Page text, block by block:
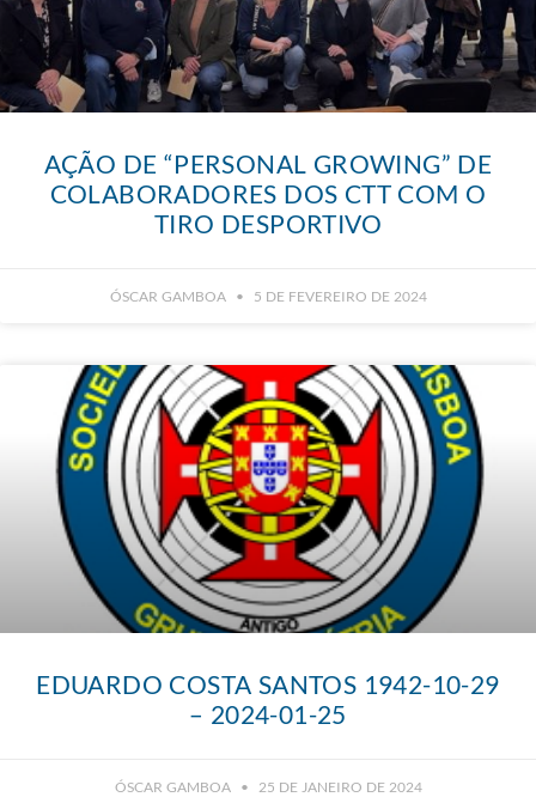
AÇÃO DE “PERSONAL GROWING” DE
COLABORADORES DOS CTT COM O
TIRO DESPORTIVO
ÓSCAR GAMBOA 5 DE FEVEREIRO DE 2024
EDUARDO COSTA SANTOS 1942-10-29
– 2024-01-25
ÓSCAR GAMBOA 25 DE JANEIRO DE 2024